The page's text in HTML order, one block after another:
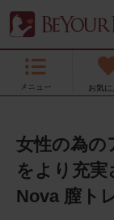
女性の為の
をより充
Nova 膣ト